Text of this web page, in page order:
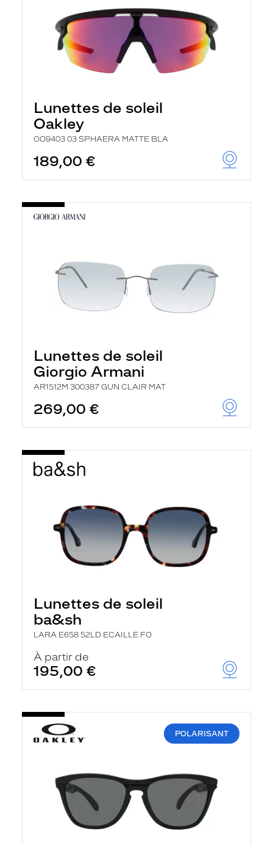
Lunettes de soleil
Oakley
OO9403 03 SPHAERA MATTE BLA
189,00 €
Lunettes de soleil
Giorgio Armani
AR1512M 300387 GUN CLAIR MAT
269,00 €
Lunettes de soleil
ba&sh
LARA E658 52LD ECAILLE FO
À partir de
195,00 €
POLARISANT